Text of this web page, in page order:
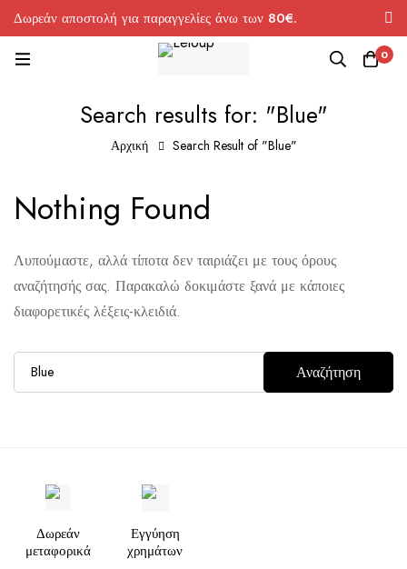
Δωρεάν αποστολή για παραγγελίες άνω των 80€.
0
Search results for: "Blue"
Αρχική Search Result of "Blue"
Nothing Found
Λυπούμαστε, αλλά τίποτα δεν ταιριάζει με τους όρους
αναζήτησής σας. Παρακαλώ δοκιμάστε ξανά με κάποιες
διαφορετικές λέξεις-κλειδιά.
Αναζήτηση
Δωρεάν
μεταφορικά
Εγγύηση
χρημάτων